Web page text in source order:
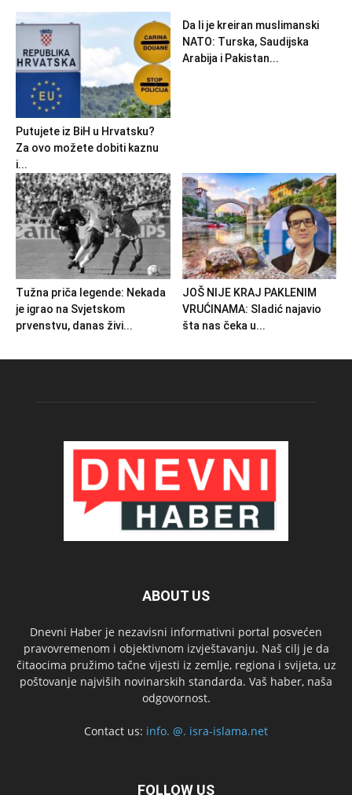
Putujete iz BiH u Hrvatsku?
Za ovo možete dobiti kaznu
i...
Da li je kreiran muslimanski
NATO: Turska, Saudijska
Arabija i Pakistan...
Tužna priča legende: Nekada
je igrao na Svjetskom
prvenstvu, danas živi...
JOŠ NIJE KRAJ PAKLENIM
VRUĆINAMA: Sladić najavio
šta nas čeka u...
ABOUT US
Dnevni Haber je nezavisni informativni portal posvećen
pravovremenom i objektivnom izvještavanju. Naš cilj je da
čitaocima pružimo tačne vijesti iz zemlje, regiona i svijeta, uz
poštovanje najviših novinarskih standarda. Vaš haber, naša
odgovornost.
Contact us: info. @. isra-islama.net
FOLLOW US